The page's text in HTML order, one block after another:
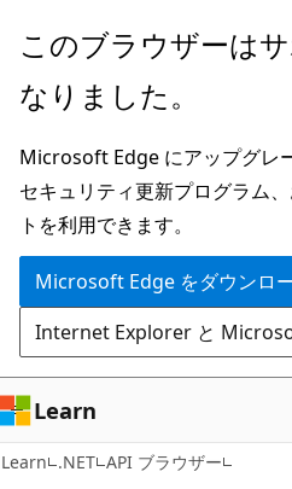
メ
ン
ン
テ
ン
ツ
に
ス
キ
ッ
プ
ペ
ジ
ナ
ビ
ゲ
ー
シ
ョ
ン
に
ス
キ
このブラウザーは
なりました。
Microsoft Edge にアップグレ
セキュリティ更新プログラム
トを利用できます。
Microsoft Edge をダウンロ
Internet Explorer と
Learn
Learn .NET API ブラウザー